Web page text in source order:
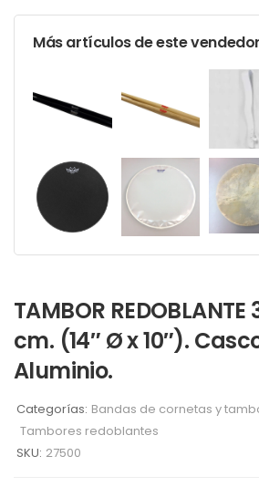
Más artículos de este vendedor
TAMBOR
cm. (14″ Ø x 10″).
Aluminio.
Categorías: Bandas de cornetas y
Tambores redoblantes
SKU: 27500